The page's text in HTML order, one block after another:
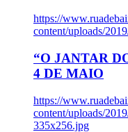
https://
content/uploads/
“O JANTAR
4 DE MAIO
https://
content/uploads/
335x256.jpg